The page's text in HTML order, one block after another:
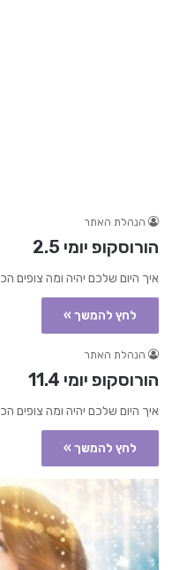
הנהלת האתר
הורוסקופ יומי 2.5
איך היום שלכם יהיה ומה צופים
לחץ להמשך »
הנהלת האתר
הורוסקופ יומי 11.4
איך היום שלכם יהיה ומה צופים
לחץ להמשך »